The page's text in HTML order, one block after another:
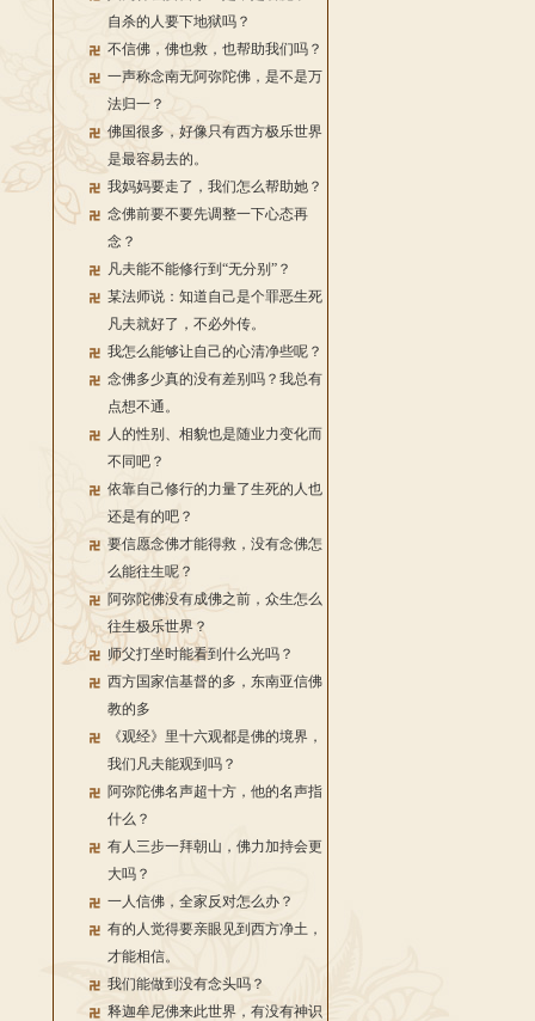
自杀的人要下地狱吗？
不信佛，佛也救，也帮助我们吗？
一声称念南无阿弥陀佛，是不是万
法归一？
佛国很多，好像只有西方极乐世界
是最容易去的。
我妈妈要走了，我们怎么帮助她？
念佛前要不要先调整一下心态再
念？
凡夫能不能修行到“无分别”？
某法师说：知道自己是个罪恶生死
凡夫就好了，不必外传。
我怎么能够让自己的心清净些呢？
念佛多少真的没有差别吗？我总有
点想不通。
人的性别、相貌也是随业力变化而
不同吧？
依靠自己修行的力量了生死的人也
还是有的吧？
要信愿念佛才能得救，没有念佛怎
么能往生呢？
阿弥陀佛没有成佛之前，众生怎么
往生极乐世界？
师父打坐时能看到什么光吗？
西方国家信基督的多，东南亚信佛
教的多
《观经》里十六观都是佛的境界，
我们凡夫能观到吗？
阿弥陀佛名声超十方，他的名声指
什么？
有人三步一拜朝山，佛力加持会更
大吗？
一人信佛，全家反对怎么办？
有的人觉得要亲眼见到西方净土，
才能相信。
我们能做到没有念头吗？
释迦牟尼佛来此世界，有没有神识